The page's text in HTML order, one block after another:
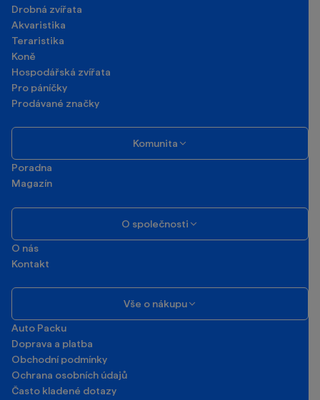
Drobná zvířata
Akvaristika
Teraristika
Koně
Hospodářská zvířata
Pro páníčky
Prodávané značky
Komunita
Poradna
Magazín
O společnosti
O nás
Kontakt
Vše o nákupu
Auto Packu
Doprava a platba
Obchodní podmínky
Ochrana osobních údajů
Často kladené dotazy